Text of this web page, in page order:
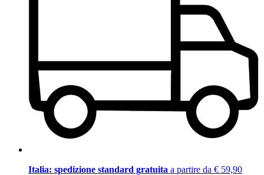
Italia: spedizione standard gratuita a partire da € 59,90